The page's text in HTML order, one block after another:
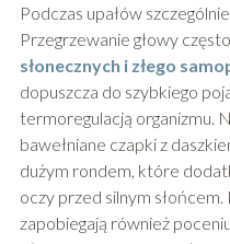
Podczas upałów
Przegrzewanie głowy
słonecznych i złego
dopuszcza do szybkiego
termoregulacją organizmu.
bawełniane czapki z
dużym rondem, które
oczy przed silnym
zapobiegają również